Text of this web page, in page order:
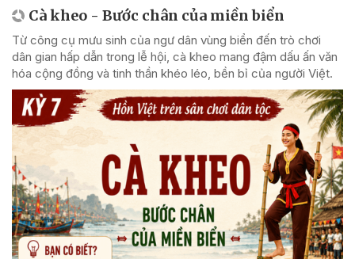
Cà kheo - Bước chân của miền biển
Từ công cụ mưu sinh của ngư dân vùng biển đến trò chơi
dân gian hấp dẫn trong lễ hội, cà kheo mang đậm dấu ấn văn
hóa cộng đồng và tinh thần khéo léo, bền bỉ của người Việt.